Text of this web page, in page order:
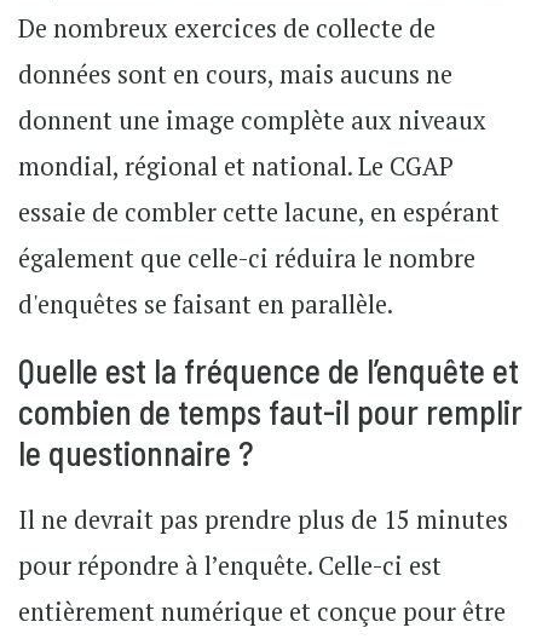
De nombreux exercices de collecte de
données sont en cours, mais aucuns ne
donnent une image complète aux niveaux
mondial, régional et national. Le CGAP
essaie de combler cette lacune, en espérant
également que celle-ci réduira le nombre
d'enquêtes se faisant en parallèle.
Quelle est la fréquence de l’enquête et
combien de temps faut-il pour remplir
le questionnaire ?
Il ne devrait pas prendre plus de 15 minutes
pour répondre à l’enquête. Celle-ci est
entièrement numérique et conçue pour être